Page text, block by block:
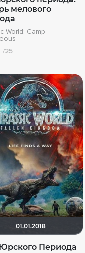
мелового
World: Camp
/25
кино
01.01.2018
Периода